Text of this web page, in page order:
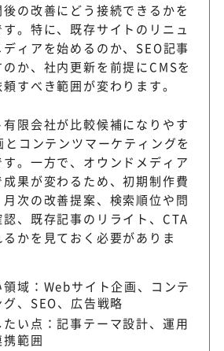
の改善にどう接続できるかを
。特に、既存サイトのリニュ
ィアを始めるのか、SEO記事
か、社内更新を前提にCMSを
すべき範囲が変わります。
限会社が比較候補になりやす
コンテンツマーケティングを
。一方で、オウンドメディア
果が変わるため、初期制作費
次の改善提案、検索順位や問
、既存記事のリライト、CTA
かを見ておく必要がありま
域：Webサイト企画、コンテ
、SEO、広告戦略
い点：記事テーマ設計、運用
範囲